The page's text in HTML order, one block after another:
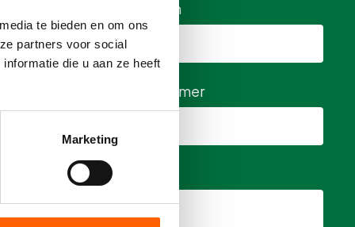
te bieden en om ons
partners voor social
die u aan ze heeft
Marketing
Bedrijfsnaam
Telefoonnummer